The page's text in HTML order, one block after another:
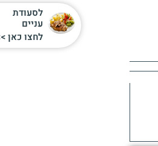
לסעודת
עניים
לחצו כאן